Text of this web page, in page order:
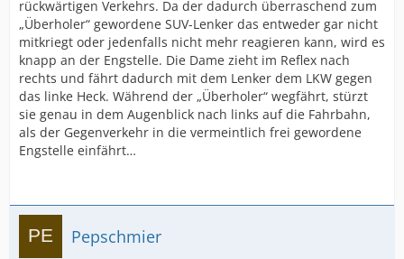
rückwärtigen Verkehrs. Da der dadurch überraschend zum
„Überholer“ gewordene SUV-Lenker das entweder gar nicht
mitkriegt oder jedenfalls nicht mehr reagieren kann, wird es
knapp an der Engstelle. Die Dame zieht im Reflex nach
rechts und fährt dadurch mit dem Lenker dem LKW gegen
das linke Heck. Während der „Überholer“ wegfährt, stürzt
sie genau in dem Augenblick nach links auf die Fahrbahn,
als der Gegenverkehr in die vermeintlich frei gewordene
Engstelle einfährt…
Pepschmier